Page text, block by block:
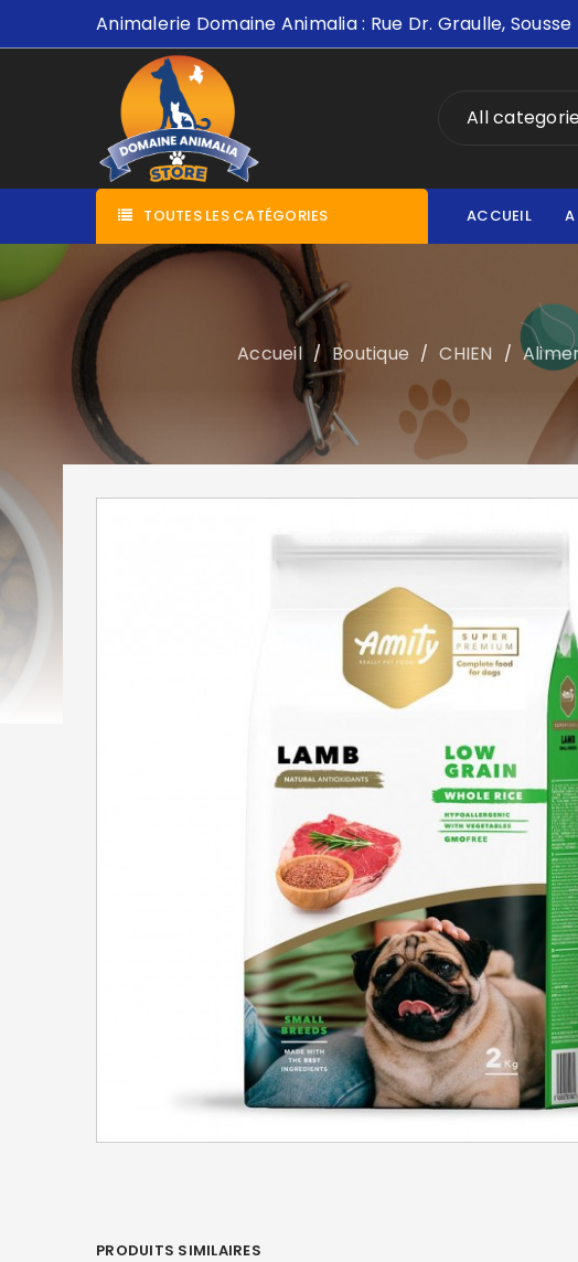
SE
Animalerie Domaine Animalia : Rue Dr. Graulle, Sousse
All
TOUTES LES CATÉGORIES ACCUEIL A
Accueil / Boutique / CHIEN /
PRODUITS SIMILAIRES